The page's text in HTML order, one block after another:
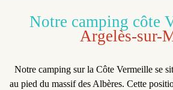
Notre camping côte
Argelès-sur-
Notre camping sur la Côte Vermeillese
au pied du massif des Albères. Cette